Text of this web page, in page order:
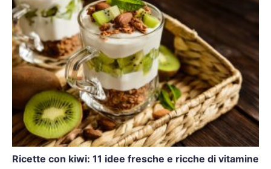
Ricette con kiwi: 11 idee fresche e ricche di vitamine